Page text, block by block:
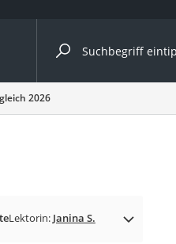
nach Kategorie
2026
Lektorin: Janina S.